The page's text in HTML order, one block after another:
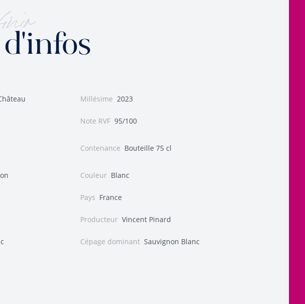
Millésime 2023
Note RVF 95/100
Contenance Bouteille 75 cl
Couleur Blanc
Pays France
Producteur Vincent Pinard
Cépage dominant Sauvignon Blanc